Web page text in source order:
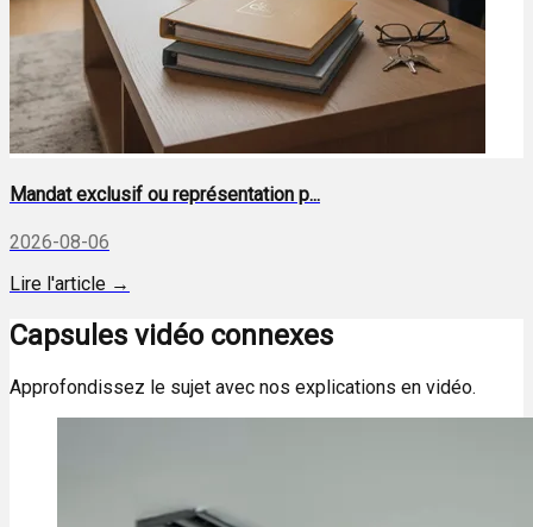
Mandat exclusif ou représentation p...
2026-08-06
Lire l'article →
Capsules vidéo connexes
Approfondissez le sujet avec nos explications en vidéo.